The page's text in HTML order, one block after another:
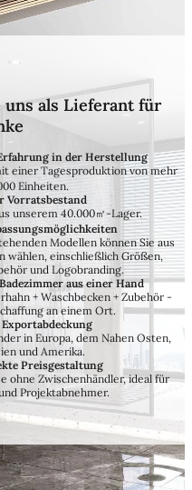
uns als Lieferant für
in der Herstellung
einer Tagesproduktion von mehr
Einheiten.
Vorratsbestand
unserem 40.000㎡-Lager.
Modellen können Sie aus
wählen, einschließlich Größen,
und Logobranding.
aus einer Hand
+ Waschbecken + Zubehör -
an einem Ort.
in Europa, dem Nahen Osten,
und Amerika.
Preisgestaltung
ohne Zwischenhändler, ideal für
Projektabnehmer.